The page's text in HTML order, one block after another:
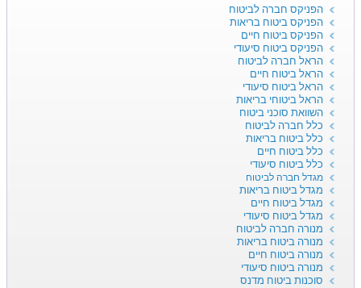
הפניקס חברה לביטוח
הפניקס ביטוח בריאות
הפניקס ביטוח חיים
הפניקס ביטוח סיעודי
הראל חברה לביטוח
הראל ביטוח חיים
הראל ביטוח סיעודי
הראל ביטוחי בריאות
השוואת סוכני ביטוח
כלל חברה לביטוח
כלל ביטוח בריאות
כלל ביטוח חיים
כלל ביטוח סיעודי
מגדל חברה לביטוח
מגדל ביטוח בריאות
מגדל ביטוח חיים
מגדל ביטוח סיעודי
מנורה חברה לביטוח
מנורה ביטוח בריאות
מנורה ביטוח חיים
מנורה ביטוח סיעודי
סוכנות ביטוח מדנס